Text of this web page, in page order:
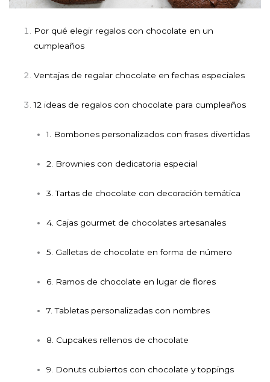
Por qué elegir regalos con chocolate en un
cumpleaños
Ventajas de regalar chocolate en fechas especiales
12 ideas de regalos con chocolate para cumpleaños
1. Bombones personalizados con frases divertidas
2. Brownies con dedicatoria especial
3. Tartas de chocolate con decoración temática
4. Cajas gourmet de chocolates artesanales
5. Galletas de chocolate en forma de número
6. Ramos de chocolate en lugar de flores
7. Tabletas personalizadas con nombres
8. Cupcakes rellenos de chocolate
9. Donuts cubiertos con chocolate y toppings